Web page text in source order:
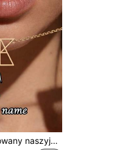
1 szt. personalizowany naszyjnik z geometrycznym patchworkiem, naszyjnik ze stali nierdzewnej, naszyjnik z imieniem na prezent na zakończenie studiów, naszyjnik personalizowany, opcja z imieniem, inicjałem i datą, personalizowany naszyjnik z imieniem, personalizowany prezent biżuteryjny, prezent dla dziewczyny